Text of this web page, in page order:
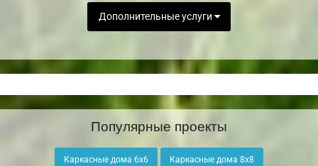
Дополнительные услуги
Популярные проекты
Каркасные дома 6х6 Каркасные дома 8х8